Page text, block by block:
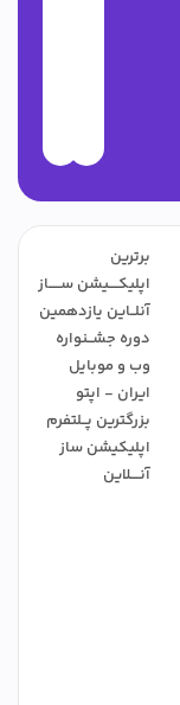
برترین
اپلیکــــیشن ســـــاز
آنلــاین یازدهمین
دوره جشــنواره
وب و موبایل
ایران - اپتو
بزرگترین پــلتفرم
اپلیکیشن ساز
آنــــلاین